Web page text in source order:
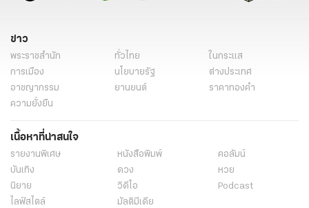
ข่าว
พระราชสำนัก ทั่วไทย
ในกระแส
การเมือง
นโยบายรัฐ
ต่างประเทศ
อาชญากรรม
ยานยนต์
ราคาทองคำ
ความยั่งยืน
เนื้อหาที่น่าสนใจ
รายงานพิเศษ หนังสือพิมพ์
คอลัมน์
บันเทิง
ดวง
หวย
นิยาย
วิดีโอ
Podcast
ไลฟ์สไตล์
มัลติมีเดีย